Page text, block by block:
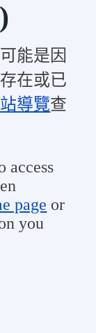
能是因
在或已
導覽查
access
page or
you